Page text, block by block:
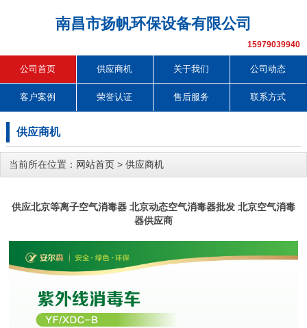
南昌市扬帆环保设备有限公司
15979039940
公司首页 供应商机 关于我们 公司动态
客户案例 荣誉认证 售后服务 联系方式
供应商机
当前所在位置： 网站首页 > 供应商机
供应北京等离子空气消毒器 北京动态空气消毒器批发 北京空气消毒
器供应商